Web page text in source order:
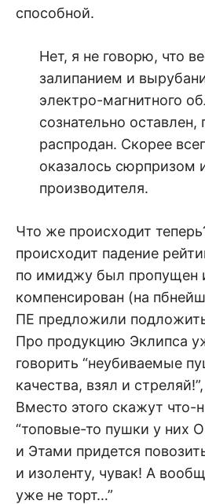
способной.
Нет, я не говорю, что
залипанием и
электро-магнитного
сознательно оставлен,
распродан. Скорее
оказалось сюрпризом
производителя.
Что же происходит
происходит падение
по имиджу был пропущен
компенсирован (на
ПЕ предложили
Про продукцию Эклипса
говорить “неубиваемые
качества, взял и
Вместо этого скажут что-
“топовые-то пушки у них
и Этами придется
и изоленту, чувак! А
уже не торт…”